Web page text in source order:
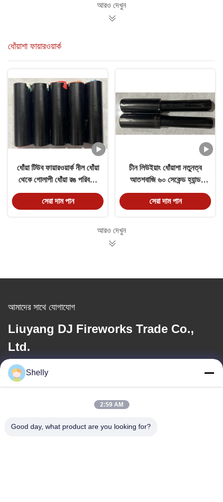
আরও দেখুন
ধোঁয়াশা ফায়ারওয়ার্ক
ধোঁয়া টিউব ফায়ারওয়ার্ক নীল ধোঁয়া
থেকে গোলাপী ধোঁয়া রঙ পরিবর্তন
60 সেকেন্ড
সেরা দাম পান
চীন লিউইয়াং ধোঁয়াশা নতুনত্ব
আতশবাজি ৬০ সেকেন্ড হ্যান্ড
গ্রেনেড রিং সহ
সেরা দাম পান
আরও দেখুন
আমাদের সাথে যোগাযোগ
Liuyang DJ Fireworks Trade Co.,
Ltd.
ই-মেইল
আমাদের ঠিকানা
Shelly
2:59 AM
Good day, what product are you looking for?